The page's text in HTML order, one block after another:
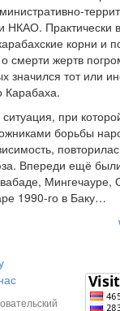
НКАО. Практически
корни и
о смерти жертв
значился тот или
Карабаха.
при
борьбы
Впереди ещё
Мингечауре,
1990-го в Баку…